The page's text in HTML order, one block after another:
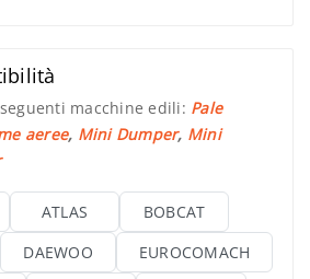
macchine edili: Pale
aeree, Mini Dumper, Mini
ATLAS
BOBCAT
DAEWOO
EUROCOMACH